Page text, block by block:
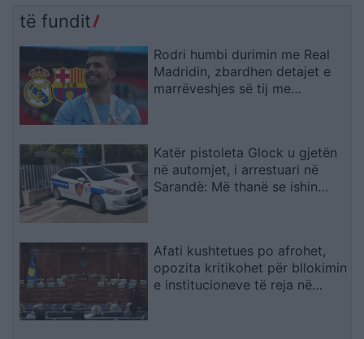
të fundit
Rodri humbi durimin me Real
Madridin, zbardhen detajet e
marrëveshjes së tij me
Katër pistoleta Glock u gjetën
në automjet, i arrestuari në
Sarandë: Më thanë se ishin
Afati kushtetues po afrohet,
opozita kritikohet për bllokimin
e institucioneve të reja në